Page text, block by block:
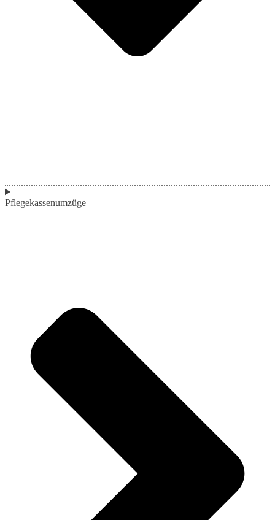
Pflegekassenumzüge